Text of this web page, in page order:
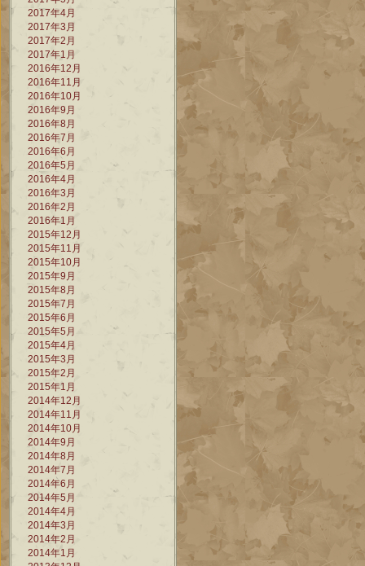
2017年4月
2017年3月
2017年2月
2017年1月
2016年12月
2016年11月
2016年10月
2016年9月
2016年8月
2016年7月
2016年6月
2016年5月
2016年4月
2016年3月
2016年2月
2016年1月
2015年12月
2015年11月
2015年10月
2015年9月
2015年8月
2015年7月
2015年6月
2015年5月
2015年4月
2015年3月
2015年2月
2015年1月
2014年12月
2014年11月
2014年10月
2014年9月
2014年8月
2014年7月
2014年6月
2014年5月
2014年4月
2014年3月
2014年2月
2014年1月